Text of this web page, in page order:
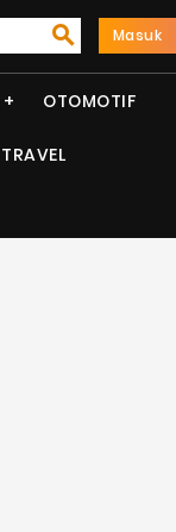
Masuk
OTOMOTIF
TRAVEL